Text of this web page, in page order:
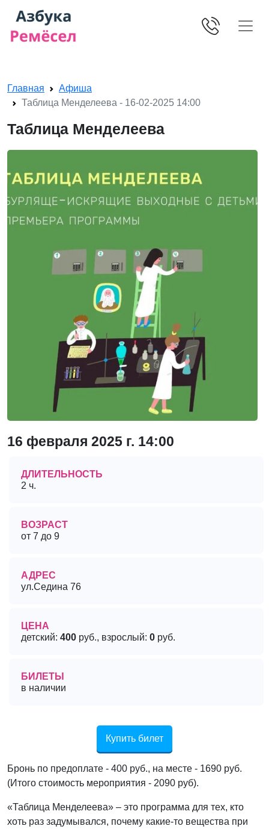
Главная
Афиша
Таблица Менделеева - 16-02-2025 14:00
Таблица Менделеева
16 февраля 2025 г. 14:00
ДЛИТЕЛЬНОСТЬ
2 ч.
ВОЗРАСТ
от 7 до 9
АДРЕС
ул.Седина 76
ЦЕНА
детский: 400 руб., взрослый: 0 руб.
БИЛЕТЫ
в наличии
Купить билет
Бронь по предоплате - 400 руб., на месте - 1690 руб.
(Итого стоимость мероприятия - 2090 руб).
«Таблица Менделеева» – это программа для тех, кто
хоть раз задумывался, почему какие-то вещества при